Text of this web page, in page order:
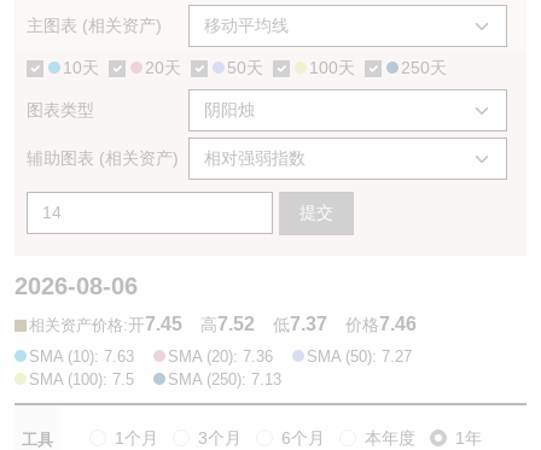
主图表 (相关资产)
10天 20天 50天 100天 250天
图表类型
辅助图表 (相关资产)
提交
2026-08-06
相关资产价格:开7.45 高7.52 低7.37 价格7.46
SMA (10): 7.63 SMA (20): 7.36
SMA (50): 7.27
SMA (100): 7.5
SMA (250): 7.13
工具 1个月 3个月 6个月 本年度 1年
认股证文件及公告
认股证文件及公告 (瑞信)
牛熊证到期结算价查找
牛熊证分析仪
牛熊证文件及公告
AH 股价对照
ADR